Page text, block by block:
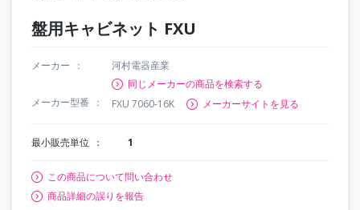
盤用キャビネット FXU
メーカー
河村電器産業
同じメーカーの商品を検索する
メーカー型番
FXU 7060-16K メーカーサイトを見る
最小販売単位 1
この商品について問い合わせ
商品詳細の誤りを報告